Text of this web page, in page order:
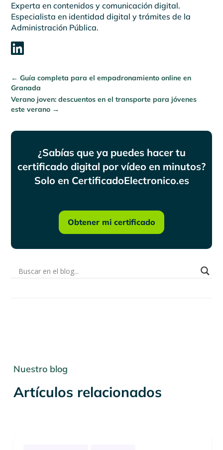
Experta en contenidos y comunicación digital.
Especialista en identidad digital y trámites de la
Administración Pública.

←Guía completa para el empadronamiento online en
Granada
Verano joven: descuentos en el transporte para jóvenes
este verano →
¿Sabías que ya puedes hacer tu
certificado digital por vídeo en minutos?
Solo en CertificadoElectronico.es
Obtener mi certificado
Nuestro blog
Artículos relacionados